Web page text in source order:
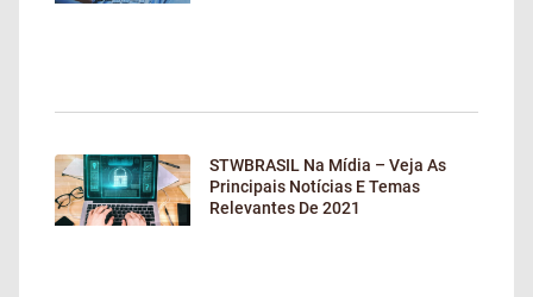
STWBRASIL Na Mídia – Veja As
Principais Notícias E Temas
Relevantes De 2021